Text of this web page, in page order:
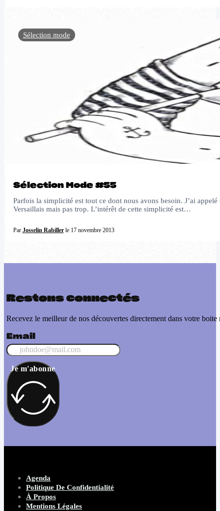
Sélection Mode #55
Parfois la simplicité est tout ce dont nous avons besoin. J’ai
Versaillais mais pas trop. L’intérêt de cette simplicité est…
Par Josselin Rabillerle 17 novembre 2013
Sélection mode
Restons connectés
Recevez le meilleur de nos découvertes directement dans votre boite
Email
Je m'abonne
Agenda
Politique De Confidentialité
À Propos
Mentions Légales